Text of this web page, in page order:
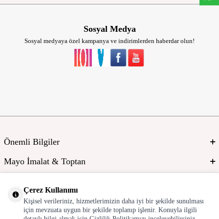
Sosyal Medya
Sosyal medyaya özel kampanya ve indirimlerden haberdar olun!
Önemli Bilgiler
Mayo İmalat & Toptan
Adres & İletişim
Çerez Kullanımı
Kişisel verileriniz, hizmetlerimizin daha iyi bir şekilde sunulması
için mevzuata uygun bir şekilde toplanıp işlenir. Konuyla ilgili